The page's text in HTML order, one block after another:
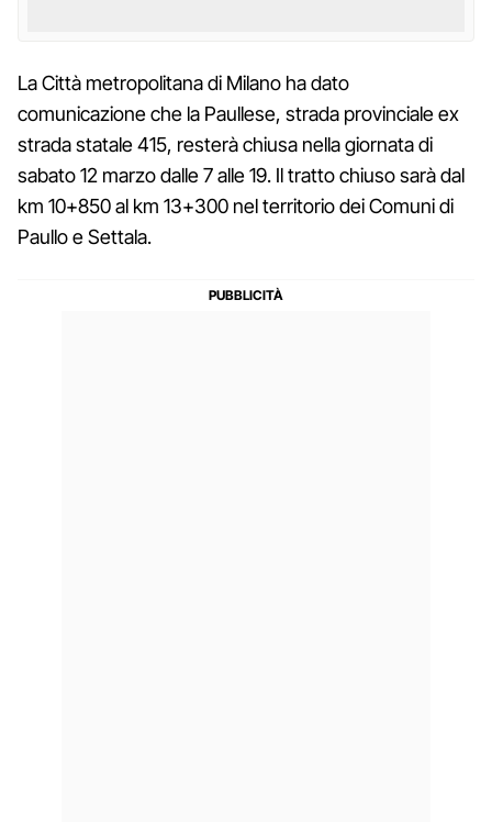
La Città metropolitana di Milano ha dato
comunicazione che la Paullese, strada provinciale ex
strada statale 415, resterà chiusa nella giornata di
sabato 12 marzo dalle 7 alle 19. Il tratto chiuso sarà dal
km 10+850 al km 13+300 nel territorio dei Comuni di
Paullo e Settala.